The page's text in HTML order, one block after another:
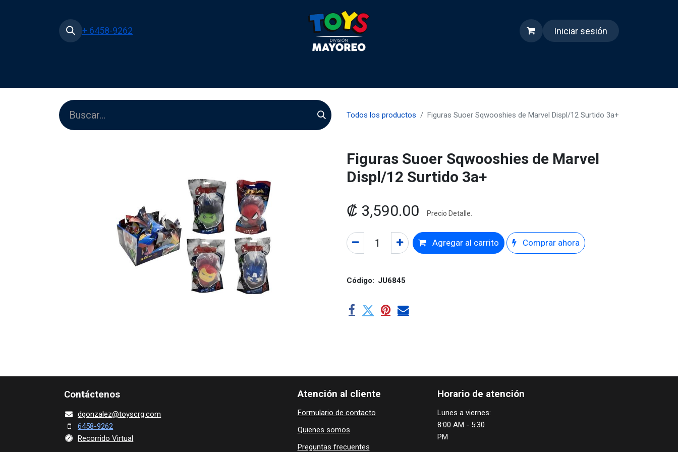
+ 6458-9262 Iniciar sesión
Todos los productos Figuras Suoer Sqwooshies de Marvel Displ/12 Surtido 3a+
Figuras Suoer Sqwooshies de Marvel
Displ/12 Surtido 3a+
₡ 3,590.00 Precio Detalle.
Agregar al carrito Comprar ahora
Código: JU6845
Contácte​nos
dgonza​lez@toy​scrg.c​o​m
6458-9262
Recorrido Virtual
Horario de atención
Lunes a viernes:
8:00 AM - 5:30
PM
Atención al cliente
Formulario de contacto
Quienes ​som​​​os
Preguntas frecuentes